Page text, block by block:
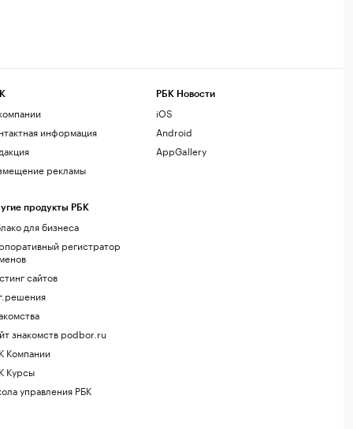
информация
рекламы
продукты РБК
для бизнеса
регистратор
сайтов
знакомств podbor.ru
Компании
Курсы
управления РБК
РБК Новости
iOS
Android
AppGallery